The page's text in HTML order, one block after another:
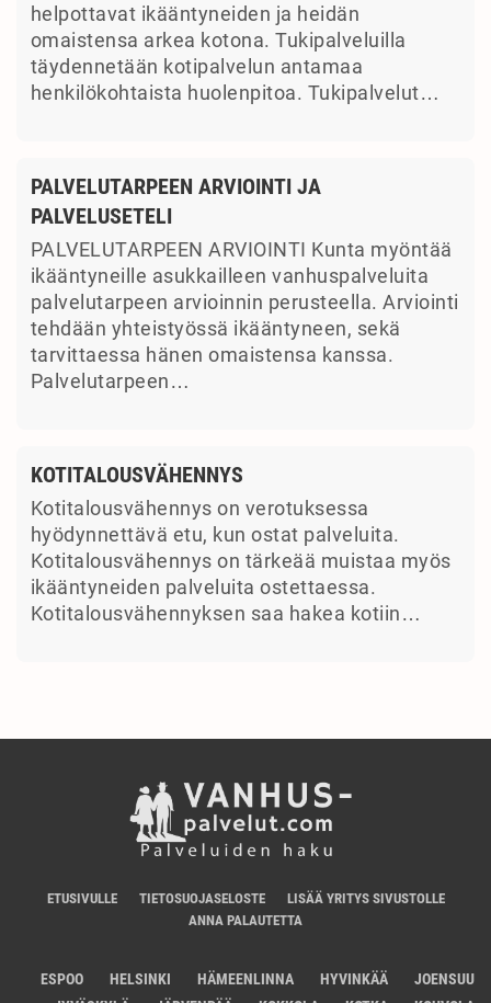
helpottavat ikääntyneiden ja heidän
omaistensa arkea kotona. Tukipalveluilla
täydennetään kotipalvelun antamaa
henkilökohtaista huolenpitoa. Tukipalvelut…
PALVELUTARPEEN ARVIOINTI JA
PALVELUSETELI
PALVELUTARPEEN ARVIOINTI Kunta myöntää
ikääntyneille asukkailleen vanhuspalveluita
palvelutarpeen arvioinnin perusteella. Arviointi
tehdään yhteistyössä ikääntyneen, sekä
tarvittaessa hänen omaistensa kanssa.
Palvelutarpeen…
KOTITALOUSVÄHENNYS
Kotitalousvähennys on verotuksessa
hyödynnettävä etu, kun ostat palveluita.
Kotitalousvähennys on tärkeää muistaa myös
ikääntyneiden palveluita ostettaessa.
Kotitalousvähennyksen saa hakea kotiin…
ETUSIVULLE TIETOSUOJASELOSTE
LISÄÄ YRITYS SIVUSTOLLE
ANNA PALAUTETTA
ESPOO HELSINKI HÄMEENLINNA HYVINKÄÄ
JOENSUU